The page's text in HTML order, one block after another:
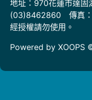
地址：970花蓮市達
(03)8462860 傳真：
經授權請勿使用。
Powered by XOOPS